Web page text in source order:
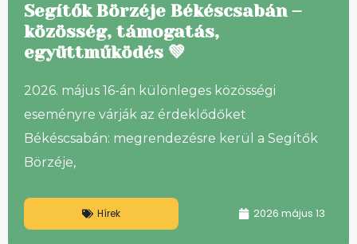
Segítők Börzéje Békéscsabán –
közösség, támogatás,
együttműködés 💚
2026. május 16-án különleges közösségi
eseményre várják az érdeklődőket
Békéscsabán: megrendezésre kerül a Segítők
Börzéje,
Hírek 2026 május 13